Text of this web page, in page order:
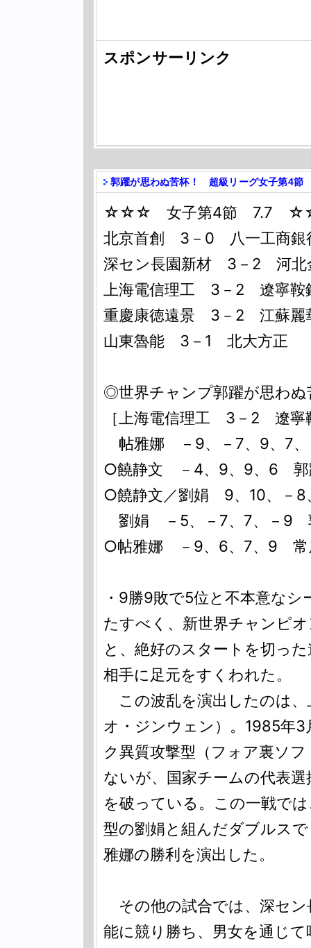
スポンサーリンク
郭躍が思わぬ苦杯！ 超級リーグ女子第4節
☆☆☆ 女子第4節 7.7
北京首創 3－0 八一工商銀
深セン長園新材 3－2 河北
上海電信理工 3－2 遼寧鞍
重慶康徳遠景 3－2 江蘇麗
山東魯能 3－1 北大方正
◎世界チャンプ郭躍が思わぬ
［上海電信理工 3－2 遼寧
帖雅娜 －9、－7、9、7
○饒静文 －4、9、9、6 郭
○饒静文／劉娟 9、10、－
劉娟 －5、－7、7、－9
○帖雅娜 －9、6、7、9 常
・9勝9敗で5位と不本意な
たすべく、新世界チャンピ
と、絶好のスタートを切っ
相手に足元をすくわれた。
この波乱を演出したのは、
オ・ジンウェン）。1985年
ク異質攻撃型（フォア裏ソ
ないが、国家チームの代表
を破っている。この一戦で
型の劉娟と組んだダブルス
雅娜の勝利を演出した。
その他の試合では、深セン
能に競り勝ち、男女を通じ